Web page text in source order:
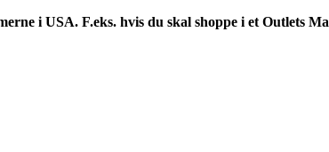
i USA. F.eks. hvis du skal shoppe i et Outlets